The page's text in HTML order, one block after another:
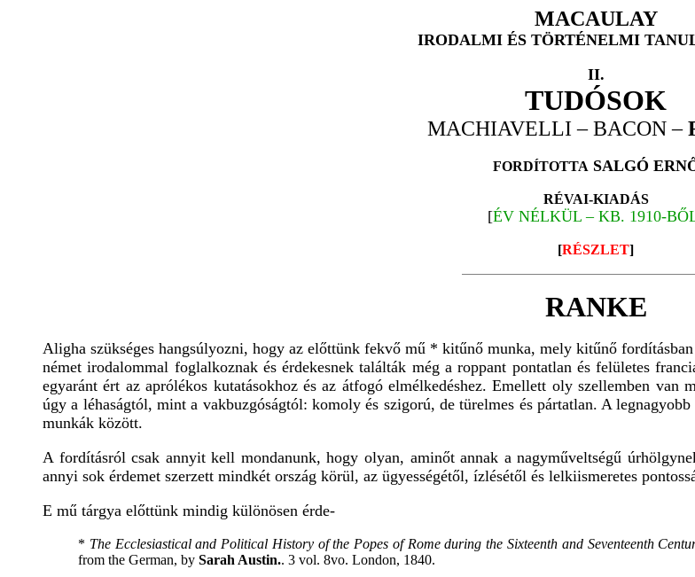
MACAULAY
IRODALMI ÉS TÖRTÉNELMI
II.
TUDÓSOK
MACHIAVELLI – BACON –
FORDÍTOTTASALGÓ
RÉVAI-KIADÁS
[ÉV NÉLKÜL – KB. 1910-
[RÉSZLET]
RANKE
Aligha szükséges hangsúlyozni, hogy az előttünk fekvő mű * kitűnő munka, mely kitűnő
német irodalommal foglalkoznak és érdekesnek találták még a roppant pontatlan és felületes
egyaránt ért az aprólékos kutatásokhoz és az átfogó elmélkedéshez. Emellett oly szellemben
úgy a léhaságtól, mint a vakbuzgóságtól: komoly és szigorú, de türelmes és pártatlan. A
munkák között.
A fordításról csak annyit kell mondanunk, hogy olyan, aminőt annak a nagyműveltségű
annyi sok érdemet szerzett mindkét ország körül, az ügyességétől, ízlésétől és lelkiismeretes
E mű tárgya előttünk mindig különösen érde-
* The Ecclesiastical and Political History of the Popes of Rome during the Sixteenth and Seventeenth
from the German, by Sarah Austin.. 3 vol. 8vo. London, 1840.